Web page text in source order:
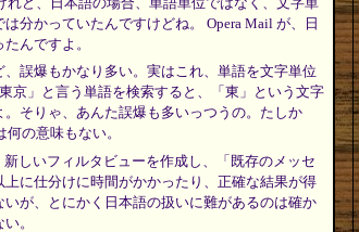
分かっていたんですけどね。 Opera Mail が、日
んですよ。
誤爆もかなり多い。実はこれ、単語を文字単位
京」と言う単語を検索すると、「東」という文字
そりゃ、あんた誤爆も多いっつうの。たしか
の意味もない。
しいフィルタビューを作成し、「既存のメッセ
に仕分けに時間がかかったり、正確な結果が得
が、とにかく日本語の扱いに難があるのは確か
。